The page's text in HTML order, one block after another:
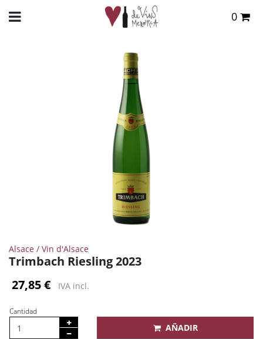
0
VER CESTA
Alsace / Vin d'Alsace
Trimbach Riesling 2023
27,85 €
IVA incl.
Cantidad
AÑADIR